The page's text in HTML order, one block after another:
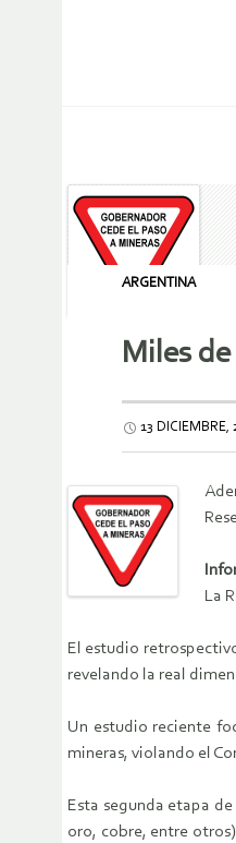
ARGENTINA
Miles
13 DICIEMBRE,
La
El estudio
revelando la real
Un estudio reciente
mineras, violando el
Esta segunda etapa
oro, cobre, entre